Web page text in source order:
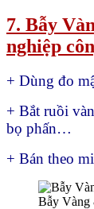
7. Bẫy
nghiệp
+ Dùng đo
+ Bắt ruồi
bọ phấn…
+ Bán theo
Bẫy Vàng